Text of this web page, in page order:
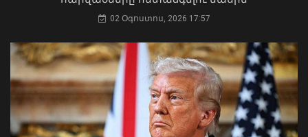
ՀՀ-ն և Ադրբեջանը ճանապարհ են
բացել կայուն և անդառնալի
խաղաղության համար. Հրվ.
Կովկասում ԵՄ հատուկ
ներկայացուցիչ
08 Օգոստոս, 2026 22:11
դարձել. աստվածաբան
07 Օգոստոս, 2026 17:0302 Օգոստոս, 2026 17:57